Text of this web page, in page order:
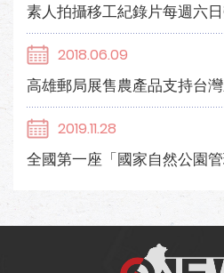
素人拍攝移工紀錄片每週六
2018.06.09
高雄郵局展售農產品支持台
2019.11.28
全國第一座「國家自然公園